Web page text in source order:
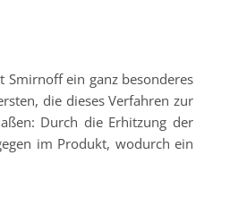
ein ganz besonderes
die dieses Verfahren zur
Durch die Erhitzung der
im Produkt, wodurch ein